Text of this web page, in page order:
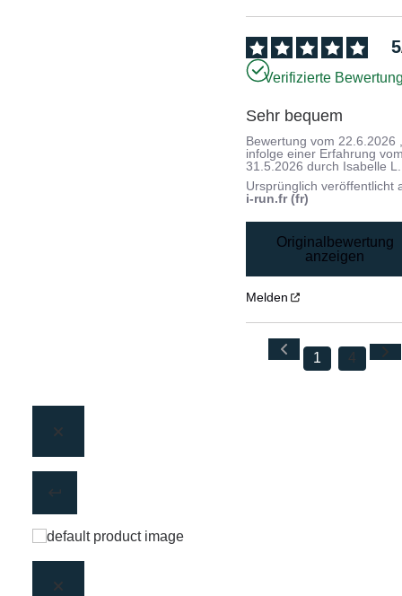
5
Verifizierte
Sehr bequem
Bewertung vom22.6.2026
infolge einer Erfahrung
31.5.2026 durch Isabelle L.
Ursprünglich veröffentlicht
i-run.fr (fr)
Originalbewertung
anzeigen
Melden
1 4